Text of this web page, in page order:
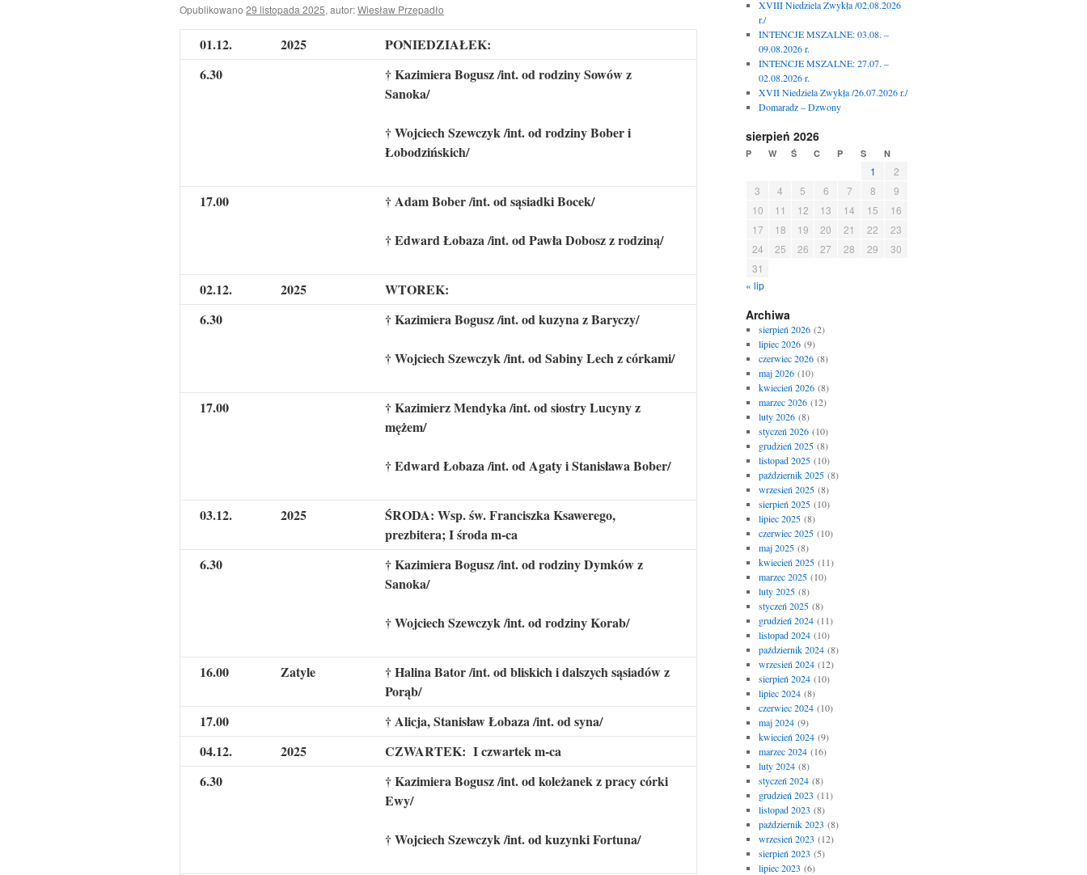
Opublikowano 29 listopada 2025, autor:Wiesław Przepadło
01.12. 2025
PONIEDZIAŁEK:
6.30
† Kazimiera Bogusz /int. od rodziny Sowów z
Sanoka/
† Wojciech Szewczyk /int. od rodziny Bober i
Łobodzińskich/
17.00 † Adam Bober /int. od sąsiadki Bocek/
† Edward Łobaza /int. od Pawła Dobosz z rodziną/
02.12. 2025
WTOREK:
6.30
† Kazimiera Bogusz /int. od kuzyna z Baryczy/
† Wojciech Szewczyk /int. od Sabiny Lech z córkami/
17.00
† Kazimierz Mendyka /int. od siostry Lucyny z
mężem/
† Edward Łobaza /int. od Agaty i Stanisława Bober/
03.12. 2025
ŚRODA: Wsp. św. Franciszka Ksawerego,
prezbitera; I środa m-ca
6.30
† Kazimiera Bogusz /int. od rodziny Dymków z
Sanoka/
† Wojciech Szewczyk /int. od rodziny Korab/
16.00 Zatyle
† Halina Bator /int. od bliskich i dalszych sąsiadów z
Porąb/
17.00
† Alicja, Stanisław Łobaza /int. od syna/
04.12.
2025
CZWARTEK: I czwartek m-ca
6.30
† Kazimiera Bogusz /int. od koleżanek z pracy córki
Ewy/
† Wojciech Szewczyk /int. od kuzynki Fortuna/
XVIII Niedziela Zwykła /02.08.2026
r./
INTENCJE MSZALNE: 03.08. –
09.08.2026 r.
INTENCJE MSZALNE: 27.07. –
02.08.2026 r.
XVII Niedziela Zwykła /26.07.2026 r./
Domaradz – Dzwony
sierpień 2026
P W Ś C P S N
1
2
3
4 5 6 7 8
9
10
11 12 13 14 15
16
17
18 19 20 21 22
23
24
25 26 27 28 29
30
31
« lip
Archiwa
sierpień 2026(2)
lipiec 2026(9)
czerwiec 2026(8)
maj 2026(10)
kwiecień 2026(8)
marzec 2026(12)
luty 2026(8)
styczeń 2026(10)
grudzień 2025(8)
listopad 2025(10)
październik 2025(8)
wrzesień 2025(8)
sierpień 2025(10)
lipiec 2025(8)
czerwiec 2025(10)
maj 2025(8)
kwiecień 2025(11)
marzec 2025(10)
luty 2025(8)
styczeń 2025(8)
grudzień 2024(11)
listopad 2024(10)
październik 2024(8)
wrzesień 2024(12)
sierpień 2024(10)
lipiec 2024(8)
czerwiec 2024(10)
maj 2024(9)
kwiecień 2024(9)
marzec 2024(16)
luty 2024(8)
styczeń 2024(8)
grudzień 2023 (11)
listopad 2023 (8)
październik 2023 (8)
wrzesień 2023 (12)
sierpień 2023 (5)
lipiec 2023 (6)